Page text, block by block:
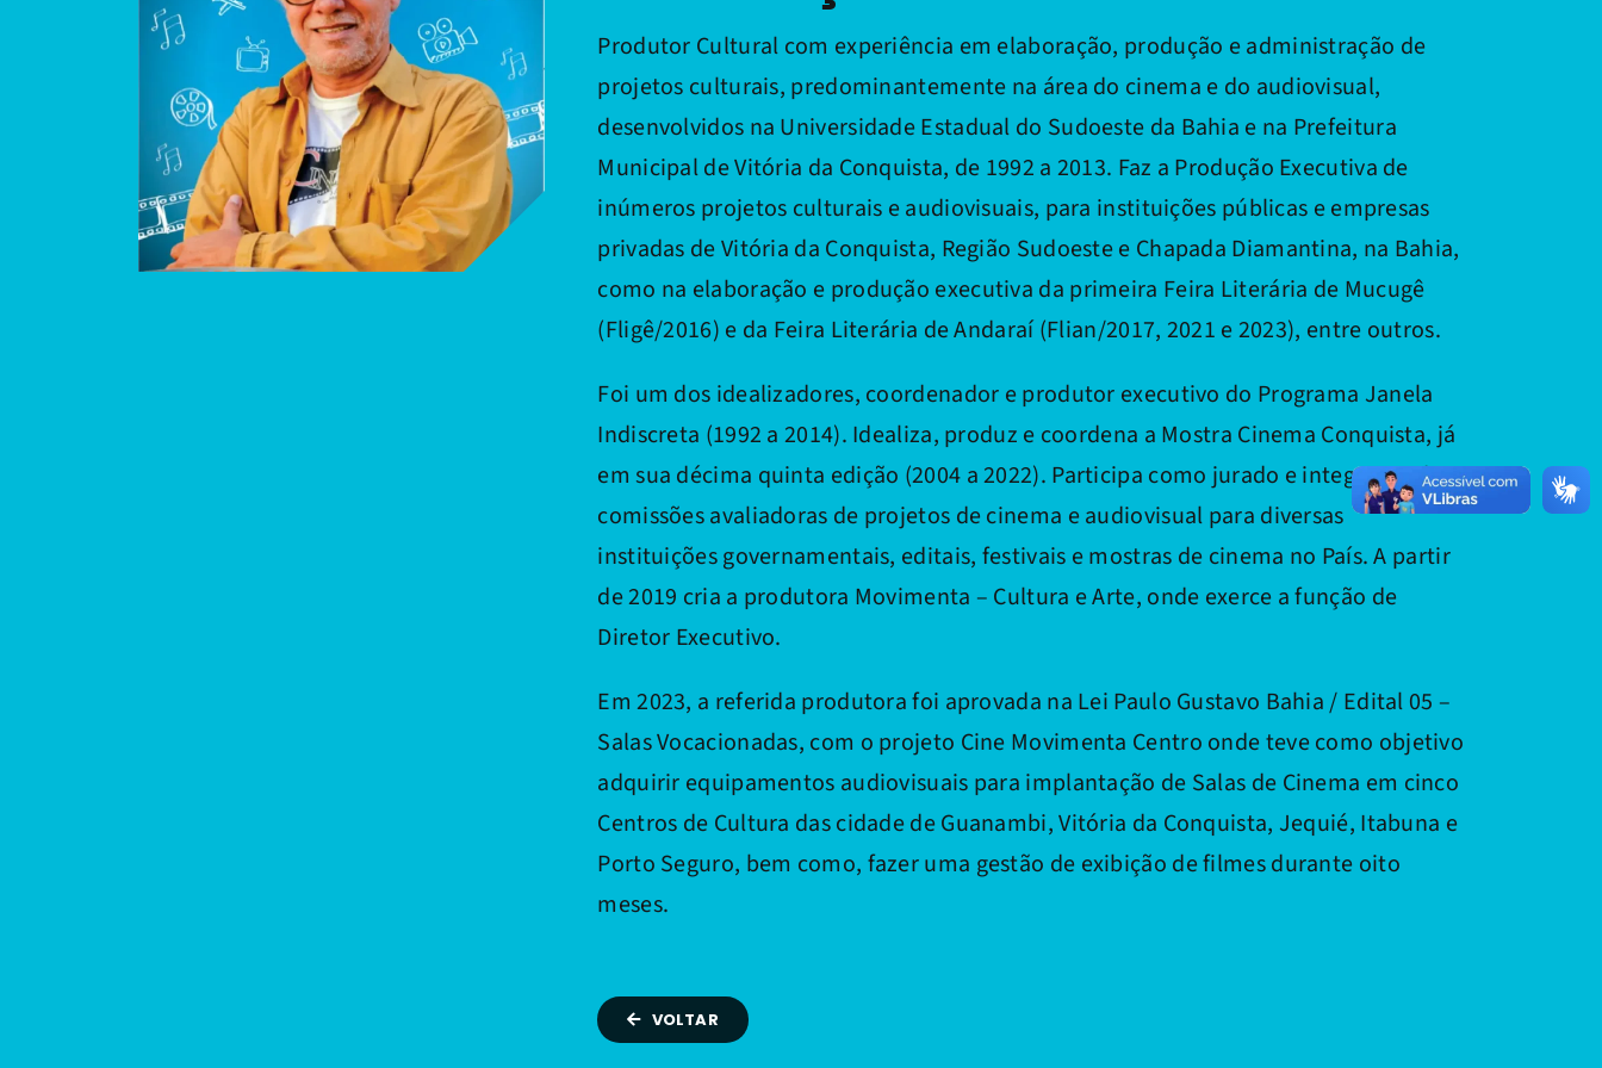
Produtor Cultural com experiência em elaboração, produção e administração de
projetos culturais, predominantemente na área do cinema e do audiovisual,
desenvolvidos na Universidade Estadual do Sudoeste da Bahia e na Prefeitura
Municipal de Vitória da Conquista, de 1992 a 2013. Faz a Produção Executiva de
inúmeros projetos culturais e audiovisuais, para instituições públicas e empresas
privadas de Vitória da Conquista, Região Sudoeste e Chapada Diamantina, na Bahia,
como na elaboração e produção executiva da primeira Feira Literária de Mucugê
(Fligê/2016) e da Feira Literária de Andaraí (Flian/2017, 2021 e 2023), entre outros.
Foi um dos idealizadores, coordenador e produtor executivo do Programa Janela
Indiscreta (1992 a 2014). Idealiza, produz e coordena a Mostra Cinema Conquista, já
em sua décima quinta edição (2004 a 2022). Participa como jurado e integrante de
comissões avaliadoras de projetos de cinema e audiovisual para diversas
instituições governamentais, editais, festivais e mostras de cinema no País. A partir
de 2019 cria a produtora Movimenta – Cultura e Arte, onde exerce a função de
Diretor Executivo.
Em 2023, a referida produtora foi aprovada na Lei Paulo Gustavo Bahia / Edital 05 –
Salas Vocacionadas, com o projeto Cine Movimenta Centro onde teve como objetivo
adquirir equipamentos audiovisuais para implantação de Salas de Cinema em cinco
Centros de Cultura das cidade de Guanambi, Vitória da Conquista, Jequié, Itabuna e
Porto Seguro, bem como, fazer uma gestão de exibição de filmes durante oito
meses.
VOLTAR